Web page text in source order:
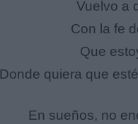
Vuelvo a
Con la fe
Que
Donde quiera que
En sueños, no